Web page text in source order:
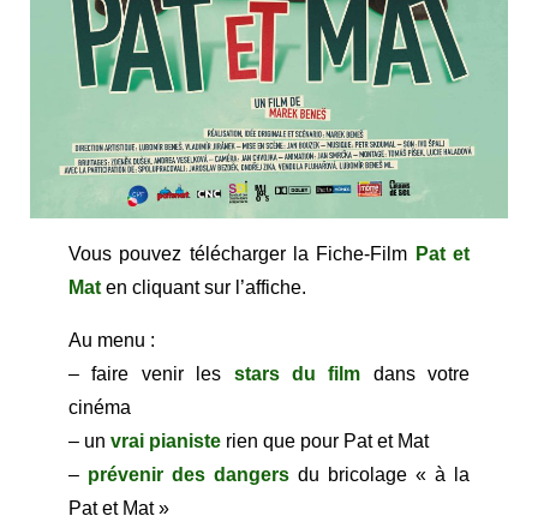
Vous pouvez télécharger la Fiche-Film Pat et
Maten cliquant sur l’affiche.
Au menu :
– faire venir les stars du film dans votre
cinéma
– un vrai pianisterien que pour Pat et Mat
– prévenir des dangersdu bricolage « à la
Pat et Mat »